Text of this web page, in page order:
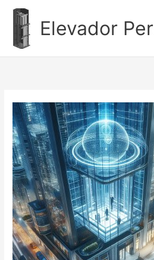
contenido
Elevador